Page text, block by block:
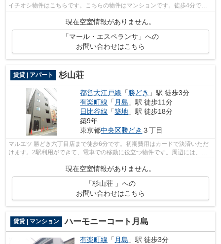
イチオシ物件はこちらです。こちらの物件はマンションです。徒歩4分で駅
現在空室情報がありません。
「マール・エスペランサ」への
お問い合わせはこちら
賃貸 | アパート 杉山荘
都営大江戸線 「 勝どき 」駅 徒歩3分
有楽町線 「 月島 」駅 徒歩11分
日比谷線 「築地 」駅 徒歩18分
築9年
東京都中央区勝どき ３丁目
マルエツ 勝どき六丁目店まで徒歩6分です。初期費用はカードで決済いただ
けます。2駅利用ができて、電車での移動に役立つ物件です。周辺には、徒
歩3分で利用できる駅があります。トラ...
現在空室情報がありません。
「杉山荘 」への
お問い合わせはこちら
賃貸 | マンション ハーモニーコート月島
有楽町線 「 月島 」駅 徒歩3分